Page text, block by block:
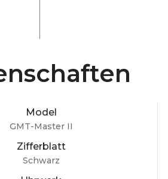
Model
GMT-Master II
Zifferblatt
Schwarz